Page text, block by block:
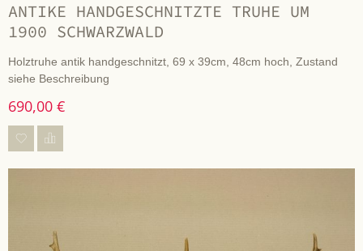
ANTIKE HANDGESCHNITZTE TRUHE UM
1900 SCHWARZWALD
Holztruhe antik handgeschnitzt, 69 x 39cm, 48cm hoch, Zustand
siehe Beschreibung
690,00 €